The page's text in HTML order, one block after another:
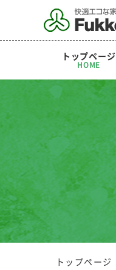
トップページ
HOME
トップページ